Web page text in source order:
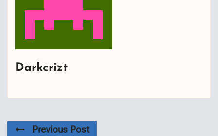
Darkcrizt
Previous Post